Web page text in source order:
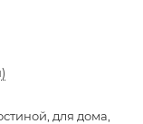
для дома,